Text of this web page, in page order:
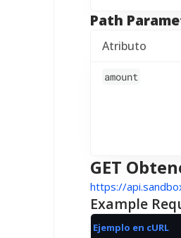
Path
Atributo
amount
GET
https://
Example
Ejemplo en cURL